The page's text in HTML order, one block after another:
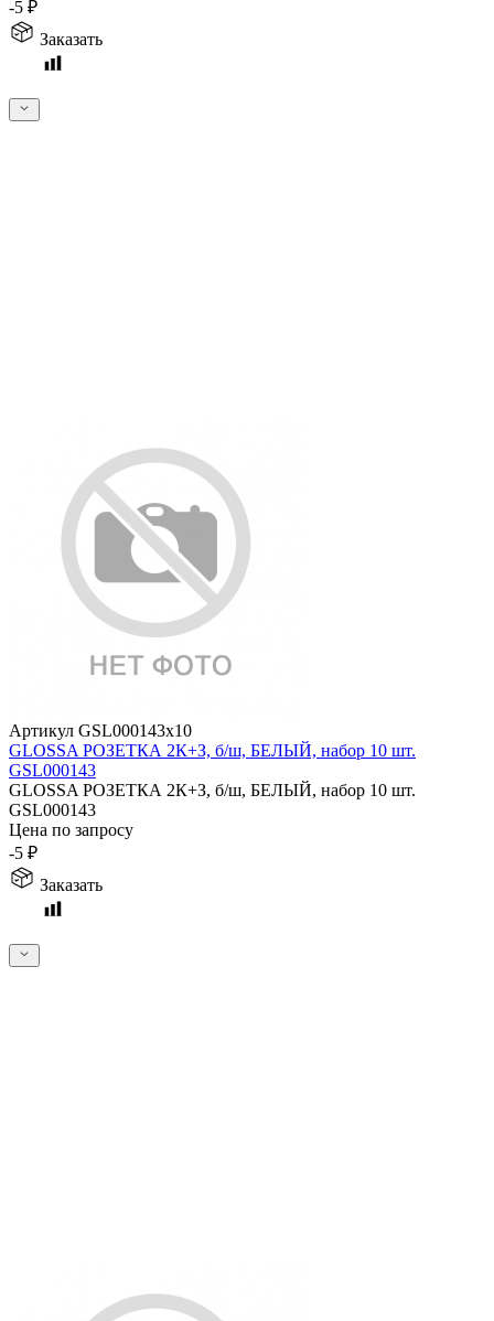
-5 ₽
Заказать
Артикул GSL000143x10
GLOSSA РОЗЕТКА 2К+З, б/ш, БЕЛЫЙ, набор 10 шт.
GSL000143
GLOSSA РОЗЕТКА 2К+З, б/ш, БЕЛЫЙ, набор 10 шт.
GSL000143
Цена по запросу
-5 ₽
Заказать